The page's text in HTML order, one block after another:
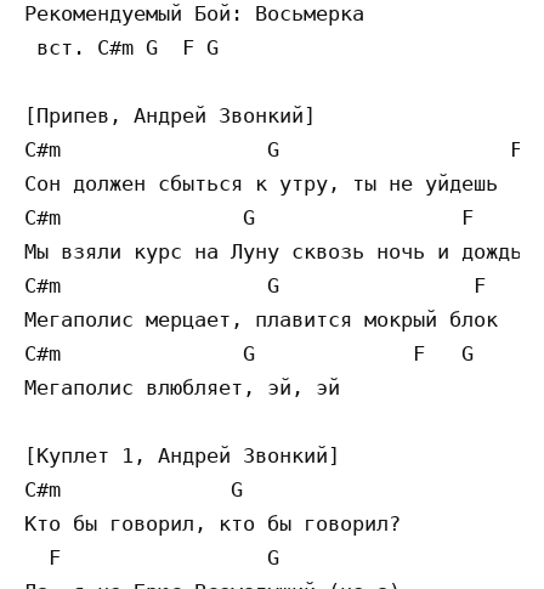
Рекомендуемый Бой: Восьмерка
вст. C#m G  F G
[Припев, Андрей Звонкий]
C#m                 G                   F
Сон должен сбыться к утру, ты не уйдешь
C#m               G                 F
Мы взяли курс на Луну сквозь ночь и дождь
C#m                 G                F
Мегаполис мерцает, плавится мокрый блок
C#m               G             F   G
Мегаполис влюбляет, эй, эй
[Куплет 1, Андрей Звонкий]
C#m              G
Кто бы говорил, кто бы говорил?
  F                 G